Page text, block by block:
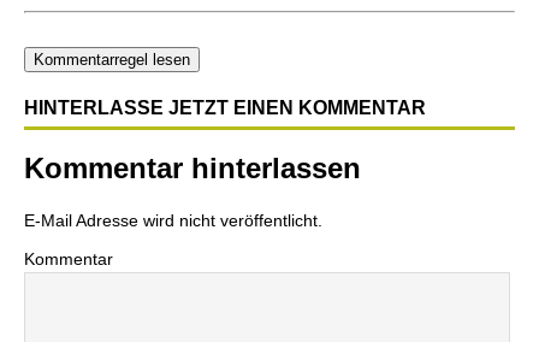
Kommentarregel lesen
HINTERLASSE JETZT EINEN KOMMENTAR
Kommentar hinterlassen
E-Mail Adresse wird nicht veröffentlicht.
Kommentar